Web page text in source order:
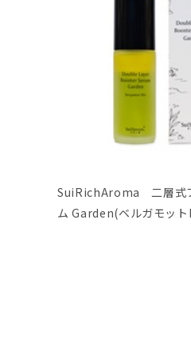
SuiRichAroma 二層式
ム Garden(ベルガモッ